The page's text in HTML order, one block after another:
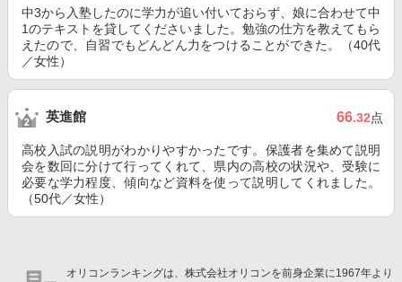
中3から入塾したのに学力が追い付いておらず、娘に合わせて中
1のテキストを貸してくださいました。勉強の仕方を教えてもら
えたので、自習でもどんどん力をつけることができた。（40代
／女性）
英進館 66.32点
高校入試の説明がわかりやすかったです。保護者を集めて説明
会を数回に分けて行ってくれて、県内の高校の状況や、受験に
必要な学力程度、傾向など資料を使って説明してくれました。
（50代／女性）
オリコンランキングは、株式会社オリコンを前身企業に1967年より